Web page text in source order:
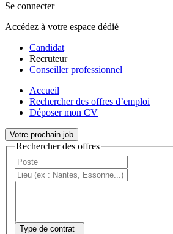
Se connecter
Accédez à votre espace dédié
Candidat
Recruteur
Conseiller professionnel
Accueil
Rechercher des offres d’emploi
Déposer mon CV
Votre prochain job
Rechercher des offres
Type de contrat